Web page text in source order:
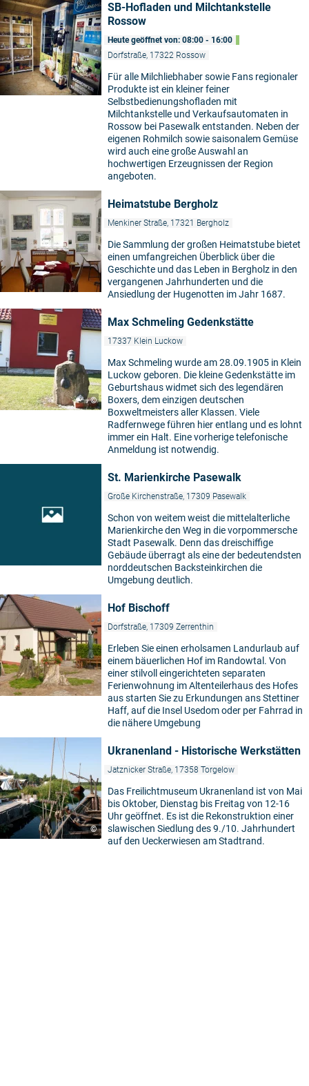
SB-Hofladen und Milchtankstelle
Rossow
Heute geöffnet von: 08:00 - 16:00
Dorfstraße, 17322 Rossow
Für alle Milchliebhaber sowie Fans regionaler
Produkte ist ein kleiner feiner
Selbstbedienungshofladen mit
Milchtankstelle und Verkaufsautomaten in
Rossow bei Pasewalk entstanden. Neben der
eigenen Rohmilch sowie saisonalem Gemüse
wird auch eine große Auswahl an
hochwertigen Erzeugnissen der Region
angeboten.
Heimatstube Bergholz
Menkiner Straße, 17321 Bergholz
Die Sammlung der großen Heimatstube bietet
einen umfangreichen Überblick über die
Geschichte und das Leben in Bergholz in den
vergangenen Jahrhunderten und die
Ansiedlung der Hugenotten im Jahr 1687.
©
Max Schmeling Gedenkstätte
17337 Klein Luckow
Max Schmeling wurde am 28.09.1905 in Klein
Luckow geboren. Die kleine Gedenkstätte im
Geburtshaus widmet sich des legendären
Boxers, dem einzigen deutschen
Boxweltmeisters aller Klassen. Viele
Radfernwege führen hier entlang und es lohnt
immer ein Halt. Eine vorherige telefonische
Anmeldung ist notwendig.
St. Marienkirche Pasewalk
Große Kirchenstraße, 17309 Pasewalk
Schon von weitem weist die mittelalterliche
Marienkirche den Weg in die vorpommersche
Stadt Pasewalk. Denn das dreischiffige
Gebäude überragt als eine der bedeutendsten
norddeutschen Backsteinkirchen die
Umgebung deutlich.
Hof Bischoff
Dorfstraße, 17309 Zerrenthin
Erleben Sie einen erholsamen Landurlaub auf
einem bäuerlichen Hof im Randowtal. Von
einer stilvoll eingerichteten separaten
Ferienwohnung im Altenteilerhaus des Hofes
aus starten Sie zu Erkundungen ans Stettiner
Haff, auf die Insel Usedom oder per Fahrrad in
die nähere Umgebung
©
Ukranenland - Historische Werkstätten
Jatznicker Straße, 17358 Torgelow
Das Freilichtmuseum Ukranenland ist von Mai
bis Oktober, Dienstag bis Freitag von 12-16
Uhr geöffnet. Es ist die Rekonstruktion einer
slawischen Siedlung des 9./10. Jahrhundert
auf den Ueckerwiesen am Stadtrand.